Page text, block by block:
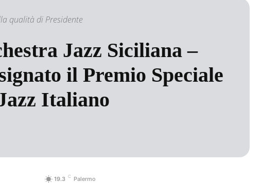
qualità di Presidente
Jazz Siciliana –
il Premio Speciale
Italiano
19.3 C Palermo